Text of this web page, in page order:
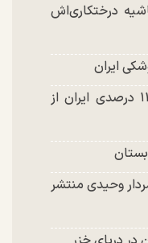
درختکاری‌اش
ایران
پاسخ عراقچی به ادعای سهم ۱۱ درصدی ایران از
وحیدی منتشر